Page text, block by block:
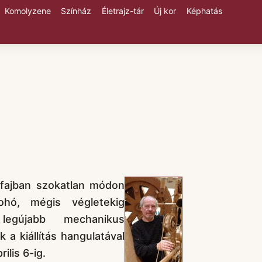
Komolyzene Színház Életrajz-tár Új kor Képhatás
szokatlan módon
mégis végletekig
mechanikus
a kiállítás hangulatával
6-ig.